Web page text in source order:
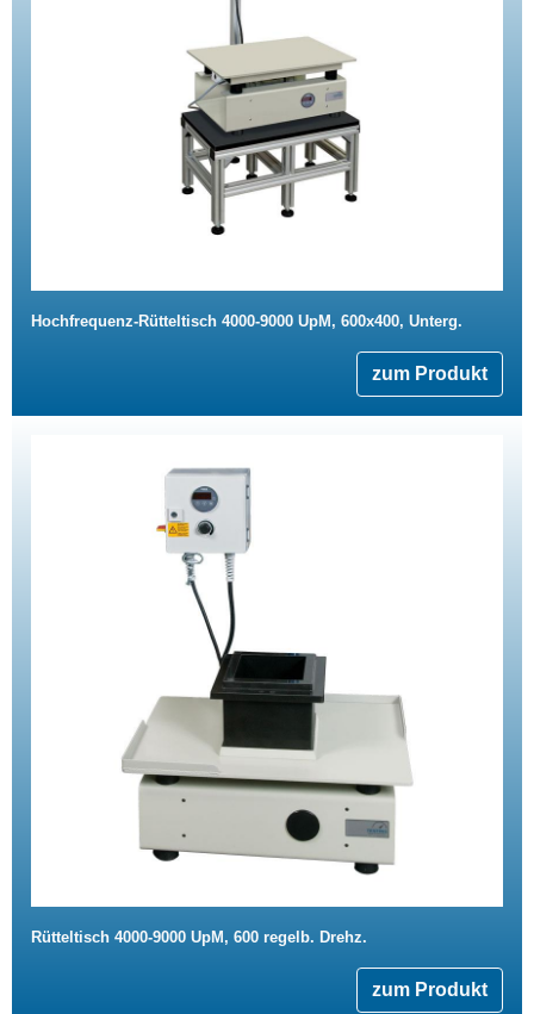
Hochfrequenz-Rütteltisch 4000-9000 UpM, 600x400, Unterg.
zum Produkt
Rütteltisch 4000-9000 UpM, 600 regelb. Drehz.
zum Produkt